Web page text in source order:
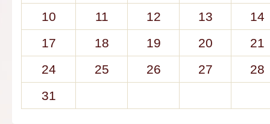
10
11 12 13
14
17
18 19 20
21
24
25 26 27
28
31